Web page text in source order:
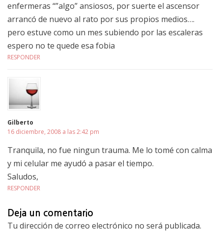
enfermeras “”algo” ansiosos, por suerte el ascensor
arrancó de nuevo al rato por sus propios medios….
pero estuve como un mes subiendo por las escaleras
espero no te quede esa fobia
RESPONDER
Gilberto
16 diciembre, 2008 a las 2:42 pm
Tranquila, no fue ningun trauma. Me lo tomé con calma
y mi celular me ayudó a pasar el tiempo.
Saludos,
RESPONDER
Deja un comentario
Tu dirección de correo electrónico no será publicada.